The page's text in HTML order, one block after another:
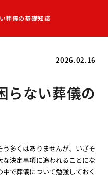
葬儀の基礎知識
2026.02.16
らない葬儀の
多くはありませんが、いざそ
決定事項に追われることにな
で葬儀について勉強しておく